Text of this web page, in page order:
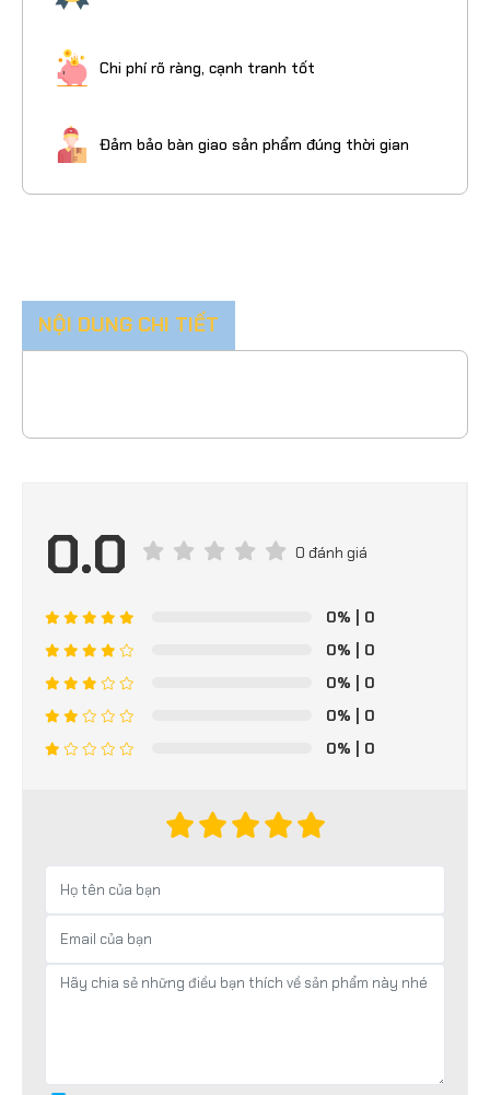
Chi phí rõ ràng, cạnh tranh tốt
Đảm bảo bàn giao sản phẩm đúng thời gian
NỘI DUNG CHI TIẾT
0.0 0 đánh giá
0% | 0
0% | 0
0% | 0
0% | 0
0% | 0